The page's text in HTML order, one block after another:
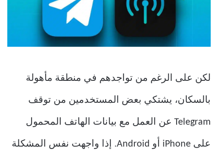
لكن على الرغم من تواجدهم في منطقة مأهولة
بالسكان، يشتكي بعض المستخدمين من توقف
Telegram عن العمل مع بيانات الهاتف المحمول
على iPhone أو Android. إذا واجهت نفس المشكلة